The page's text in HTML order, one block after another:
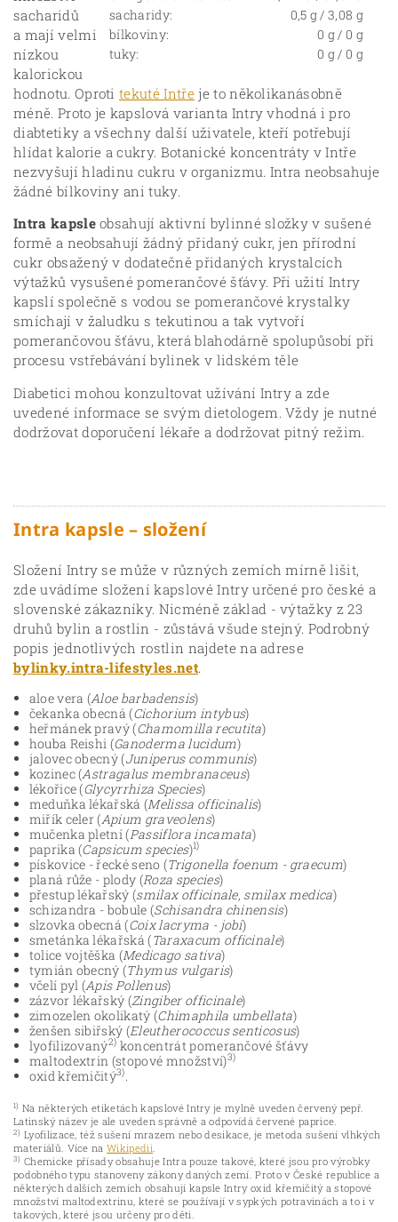
sacharidy:
0,5 g / 3,08 g
bílkoviny:
0 g / 0 g
tuky:
0 g / 0 g
sacharidů
a mají velmi
nízkou
kalorickou
hodnotu. Oprotitekuté Intřeje to několikanásobně
méně. Proto je kapslová varianta Intry vhodná i pro
diabtetiky a všechny další uživatele, kteří potřebují
hlídat kalorie a cukry. Botanické koncentráty v Intře
nezvyšují hladinu cukru v organizmu. Intra neobsahuje
žádné bílkoviny ani tuky.
Intra kapsleobsahují aktivní bylinné složky v sušené
formě a neobsahují žádný přidaný cukr, jen přírodní
cukr obsažený v dodatečně přidaných krystalcích
výtažků vysušené pomerančové šťávy. Při užití Intry
kapslí společně s vodou se pomerančové krystalky
smíchají v žaludku s tekutinou a tak vytvoří
pomerančovou šťávu, která blahodárně spolupůsobí při
procesu vstřebávání bylinek v lidském těle
Diabetici mohou konzultovat užívání Intry a zde
uvedené informace se svým dietologem. Vždy je nutné
dodržovat doporučení lékaře a dodržovat pitný režim.
Intra kapsle – složení
Složení Intry se může v různých zemích mírně lišit,
zde uvádíme složení kapslové Intry určené pro české a
slovenské zákazníky. Nicméně základ - výtažky z 23
druhů bylin a rostlin - zůstává všude stejný. Podrobný
popis jednotlivých rostlin najdete na adrese
bylinky.intra-lifestyles.net.
aloe vera (Aloe barbadensis)
čekanka obecná (Cichorium intybus)
heřmánek pravý (Chamomilla recutita)
houba Reishi (Ganoderma lucidum)
jalovec obecný (Juniperus communis)
kozinec (Astragalus membranaceus)
lékořice (Glycyrrhiza Species)
meduňka lékařská (Melissa officinalis)
miřík celer (Apium graveolens)
mučenka pletní (Passiflora incamata)
paprika (Capsicum species)1)
pískovice - řecké seno (Trigonella foenum - graecum)
planá růže - plody (Roza species)
přestup lékařský (smilax officinale, smilax medica)
schizandra - bobule (Schisandra chinensis)
slzovka obecná (Coix lacryma - jobi)
smetánka lékařská (Taraxacum officinale)
tolice vojtěška (Medicago sativa)
tymián obecný (Thymus vulgaris)
včelí pyl (Apis Pollenus)
zázvor lékařský (Zingiber officinale)
zimozelen okolikatý (Chimaphila umbellata)
ženšen sibiřský (Eleutherococcus senticosus)
lyofilizovaný2) koncentrát pomerančové šťávy
maltodextrin (stopové množství)3)
oxid křemičitý3)
1) Na některých etiketách kapslové Intry je mylně uveden červený pepř.
Latinský název je ale uveden správně a odpovídá červené paprice.
2) Lyofilizace, též sušení mrazem nebo desikace, je metoda sušení vlhkých
materiálů. Více naWikipedii
3) Chemicke přísady obsahuje Intra pouze takové, které jsou pro výrobky
podobného typu stanoveny zákony daných zemí. Proto v České republice a
některých dalších zemích obsahují kapsle Intry oxid křemičitý a stopové
množství maltodextrinu, které se používají v sypkých potravinách a to i v
takových, které jsou určeny pro děti.